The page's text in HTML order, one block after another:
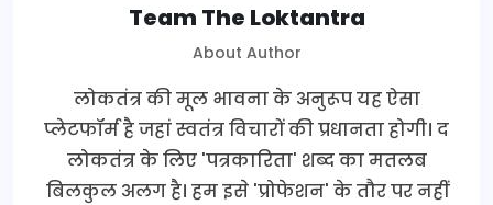
Team The Loktantra
About Author
लोकतंत्र की मूल भावना के अनुरूप यह ऐसा
प्लेटफॉर्म है जहां स्वतंत्र विचारों की प्रधानता होगी। द
लोकतंत्र के लिए 'पत्रकारिता' शब्द का मतलब
बिलकुल अलग है। हम इसे 'प्रोफेशन' के तौर पर नहीं